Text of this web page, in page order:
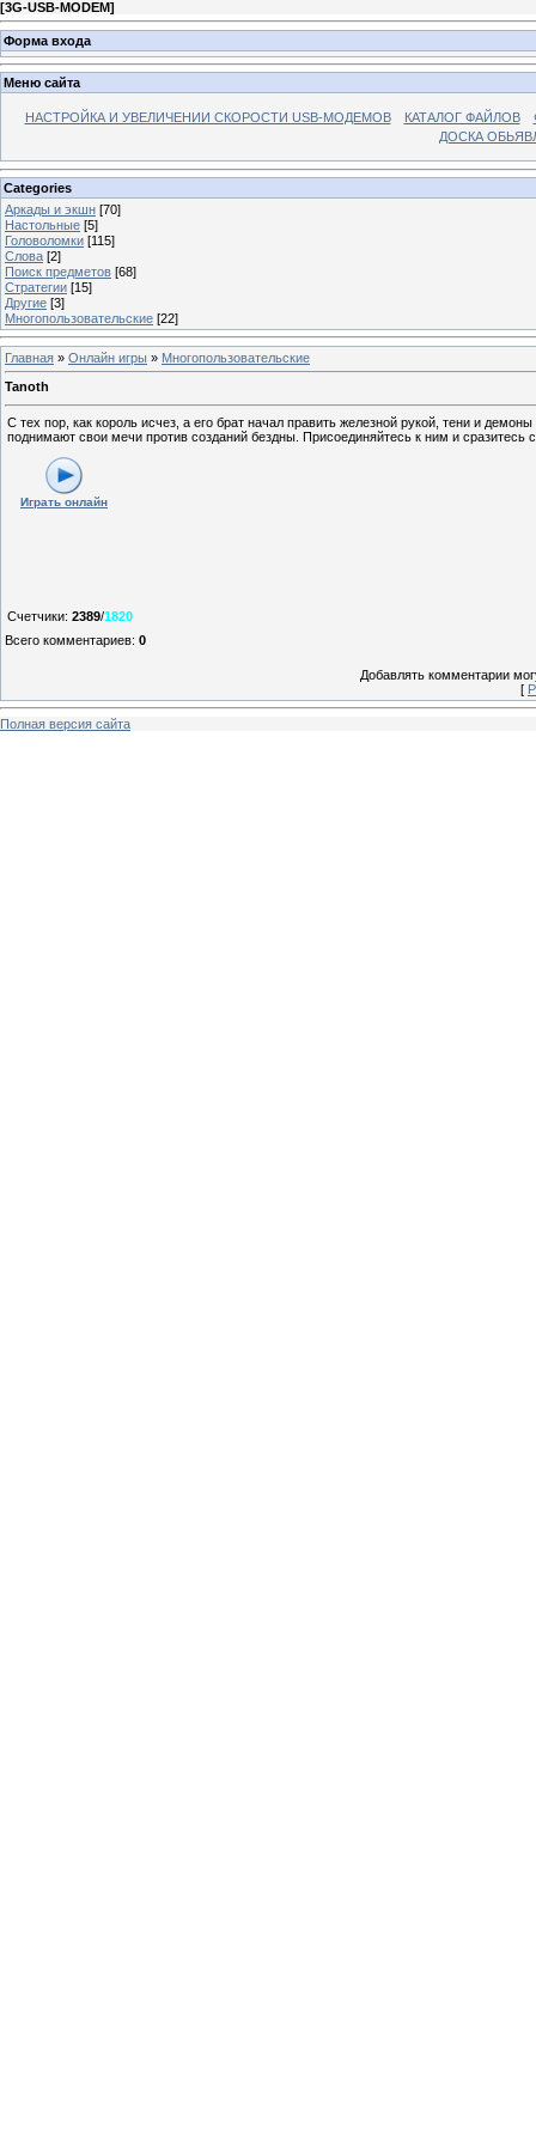
[3G-USB-MODEM]
Форма входа
Меню сайта
НАСТРОЙКА И УВЕЛИЧЕНИИ СКОРОСТИ USB-МОДЕМОВ КАТАЛОГ ФАЙЛОВ
ДОСКА
Categories
Аркады и экшн [70]
Настольные [5]
Головоломки [115]
Слова [2]
Поиск предметов [68]
Стратегии [15]
Другие [3]
Многопользовательские [22]
Главная » Онлайн игры » Многопользовательские
Tanoth
С тех пор, как король исчез, а его брат начал править железной рукой, тени и
поднимают свои мечи против созданий бездны. Присоединяйтесь к ним и сразитесь
Играть онлайн
Счетчики: 2389/1820
Всего комментариев: 0
Добавлять комментарии
[
Полная версия сайта